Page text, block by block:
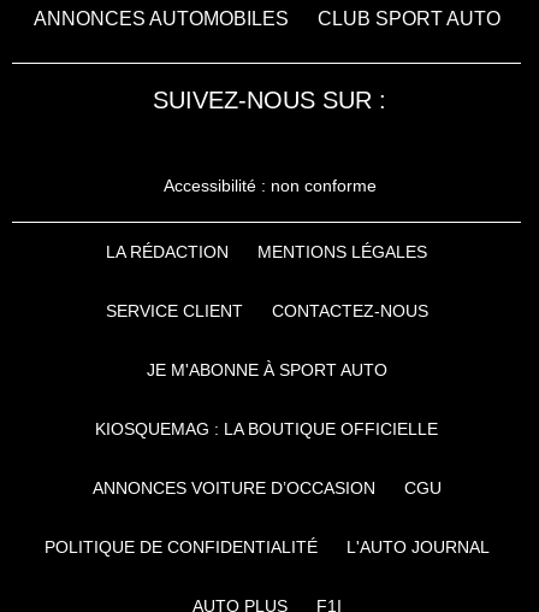
ANNONCES AUTOMOBILES
CLUB SPORT AUTO
SUIVEZ-NOUS SUR :
Accessibilité : non conforme
LA RÉDACTION MENTIONS LÉGALES
SERVICE CLIENT CONTACTEZ-NOUS
JE M'ABONNE À SPORT AUTO
KIOSQUEMAG : LA BOUTIQUE OFFICIELLE
ANNONCES VOITURE D’OCCASION CGU
POLITIQUE DE CONFIDENTIALITÉ L'AUTO JOURNAL
AUTO PLUS F1I